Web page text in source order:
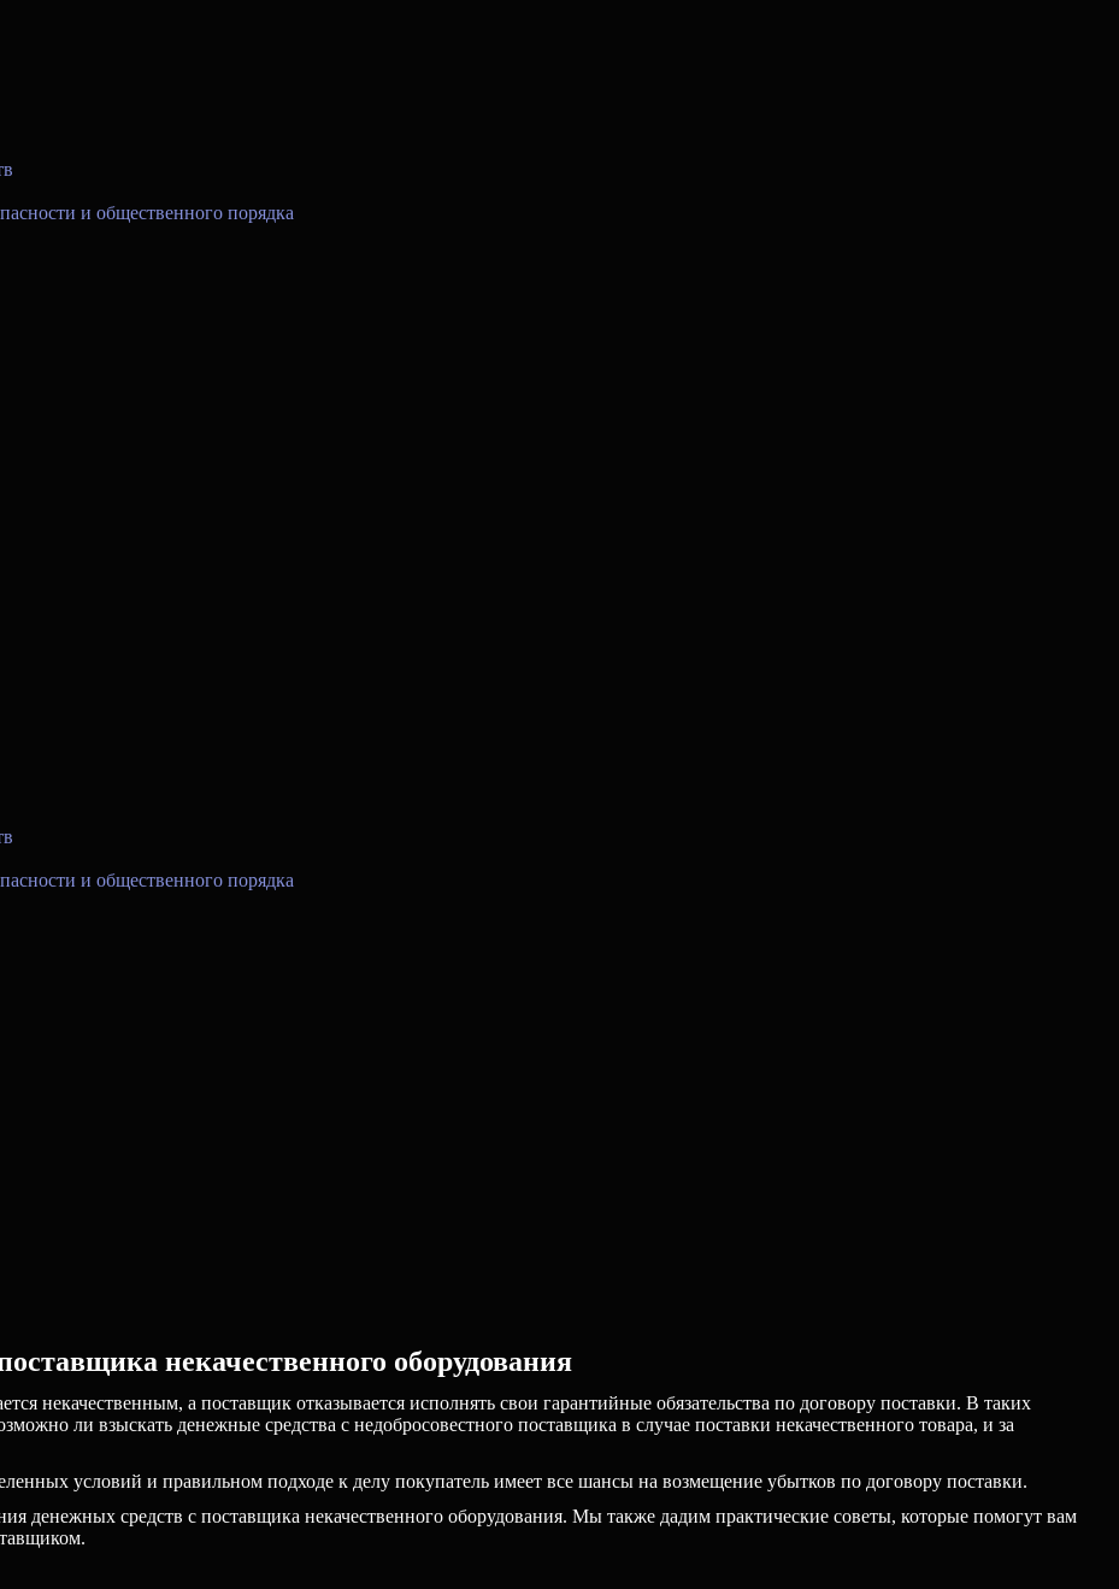
и общественного порядка
и общественного порядка
некачественного оборудования
некачественным, а поставщик отказывается исполнять свои гарантийные обязательства по договору поставки. В таких
ли взыскать денежные средства с недобросовестного поставщика в случае поставки некачественного товара, и за
условий и правильном подходе к делу покупатель имеет все шансы на возмещение убытков по договору поставки.
денежных средств с поставщика некачественного оборудования. Мы также дадим практические советы, которые помогут вам